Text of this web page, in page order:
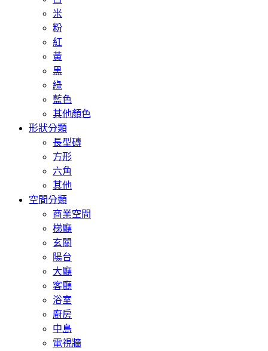
米
粉
紅
黃
黑
綠
藍色
其他顏色
形狀分類
長型磚
方形
六角
其他
空間分類
商業空間
梯廳
玄關
陽台
大廳
客廳
浴室
廚房
中島
電視牆